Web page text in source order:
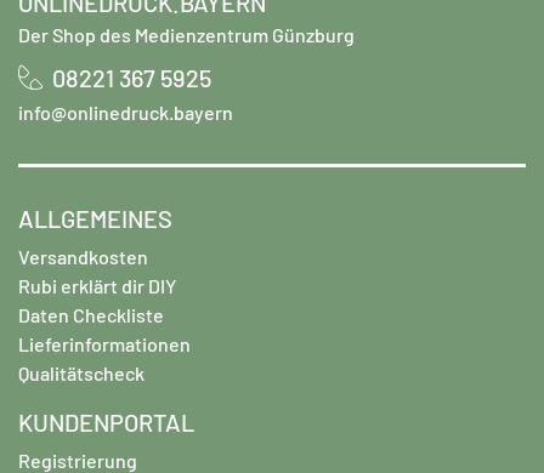
Der Shop des Medienzentrum Günzburg
08221 367 5925
info@onlinedruck.bayern
ALLGEMEINES
Versandkosten
Rubi erklärt dir DIY
Daten Checkliste
Lieferinformationen
Qualitätscheck
KUNDENPORTAL
Registrierung